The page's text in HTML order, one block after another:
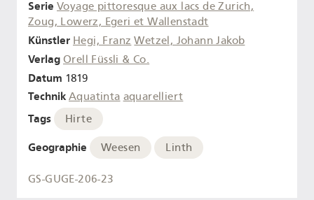
Serie Voyage pittoresque aux lacs de Zurich,
Zoug, Lowerz, Egeri et Wallenstadt
Künstler Hegi, Franz Wetzel, Johann Jakob
Verlag Orell Füssli & Co.
Datum 1819
Technik Aquatinta aquarelliert
Tags Hirte
Geographie Weesen Linth
GS-GUGE-206-23